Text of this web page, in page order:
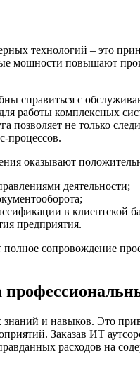
технологий – это
мощности повышают
справиться с
работы комплексных
позволяет не только
процессов.
оказывают
деятельности;
в клиентской
предприятия.
сопровождение
знаний и навыков. Это
Заказав ИТ
расходов на